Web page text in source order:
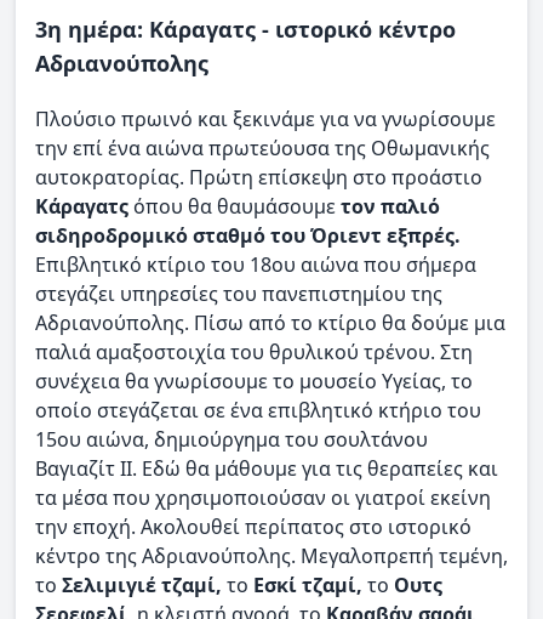
3η ημέρα: Κάραγατς - ιστορικό κέντρο
Αδριανούπολης
Πλούσιο πρωινό και ξεκινάμε για να γνωρίσουμε
την επί ένα αιώνα πρωτεύουσα της Οθωμανικής
αυτοκρατορίας. Πρώτη επίσκεψη στο προάστιο
Κάραγατς όπου θα θαυμάσουμετον παλιό
σιδηροδρομικό σταθμό του Όριεντ εξπρές.
Επιβλητικό κτίριο του 18ου αιώνα που σήμερα
στεγάζει υπηρεσίες του πανεπιστημίου της
Αδριανούπολης. Πίσω από το κτίριο θα δούμε μια
παλιά αμαξοστοιχία του θρυλικού τρένου. Στη
συνέχεια θα γνωρίσουμε το μουσείο Υγείας, το
οποίο στεγάζεται σε ένα επιβλητικό κτήριο του
15ου αιώνα, δημιούργημα του σουλτάνου
Βαγιαζίτ ΙΙ. Εδώ θα μάθουμε για τις θεραπείες και
τα μέσα που χρησιμοποιούσαν οι γιατροί εκείνη
την εποχή. Ακολουθεί περίπατος στο ιστορικό
κέντρο της Αδριανούπολης. Μεγαλοπρεπή τεμένη,
το Σελιμιγιέ τζαμί, το Εσκί τζαμί, το Ουτς